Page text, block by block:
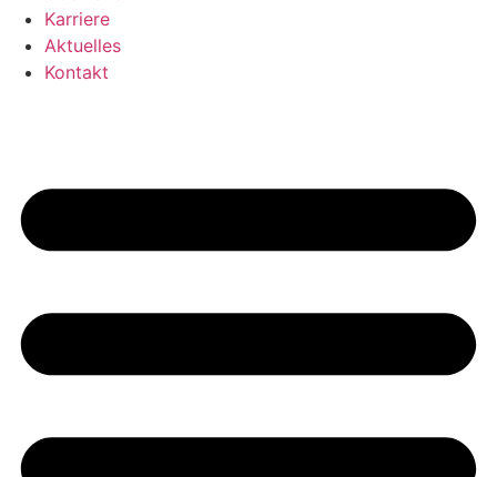
Karriere
Aktuelles
Kontakt